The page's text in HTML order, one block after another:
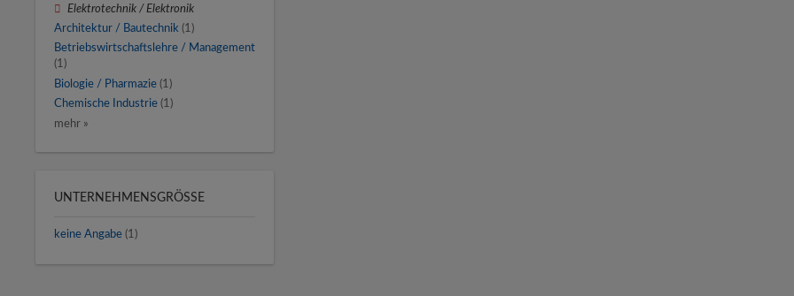
Elektrotechnik / Elektronik
Architektur / Bautechnik (1)
Betriebswirtschaftslehre / Management
(1)
Biologie / Pharmazie (1)
Chemische Industrie (1)
mehr »
UNTERNEHMENSGRÖSSE
keine Angabe (1)